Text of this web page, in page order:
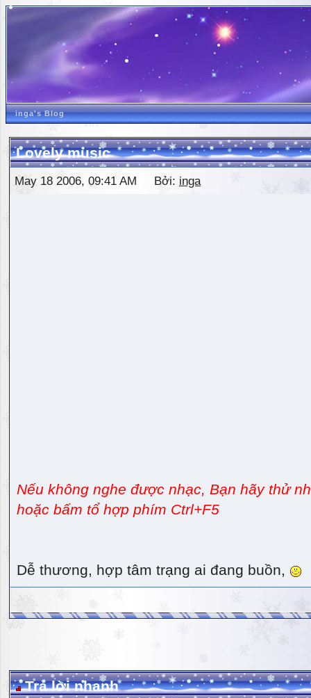
inga's Blog
Lovely music
May 18 2006, 09:41 AM Bởi: inga
Nếu không nghe được nhạc, Bạn hãy thử
hoặc bấm tổ hợp phím Ctrl+F5
Dễ thương, hợp tâm trạng ai đang buồn,
Trả lời nhanh